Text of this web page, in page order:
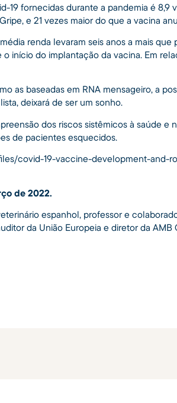
19 fornecidas durante a pandemia é 8,9
e 21 vezes maior do que a vacina
renda levaram seis anos a mais que
início do implantação da vacina. Em
as baseadas em RNA mensageiro, a
deixará de ser um sonho.
dos riscos sistêmicos à saúde e
de pacientes esquecidos.
covid-19-vaccine-development-and-
de 2022.
espanhol, professor e
da União Europeia e diretor da